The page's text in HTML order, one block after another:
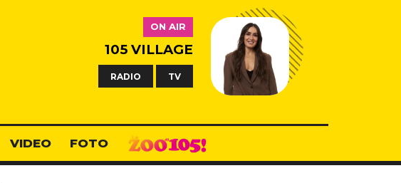
ON AIR
105 VILLAGE
RADIO TV
VIDEO FOTO